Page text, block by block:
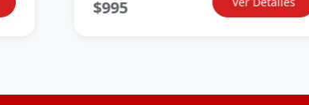
$995